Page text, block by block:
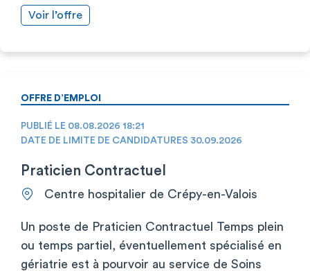
Voir l’offre
OFFRE D’EMPLOI
PUBLIÉ LE 08.08.2026 18:21
DATE DE LIMITE DE CANDIDATURES 30.09.2026
Praticien Contractuel
Centre hospitalier de Crépy-en-Valois
Un poste de Praticien Contractuel Temps plein
ou temps partiel, éventuellement spécialisé en
gériatrie est à pourvoir au service de Soins